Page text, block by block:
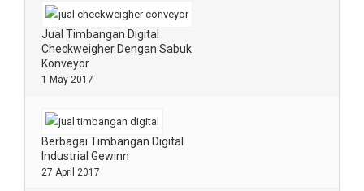
Jual Timbangan Digital
Checkweigher Dengan Sabuk
Konveyor
1 May 2017
Berbagai Timbangan Digital
Industrial Gewinn
27 April 2017